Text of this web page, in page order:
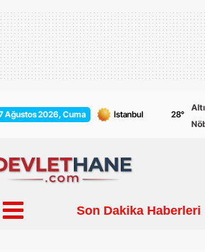
Ağustos 2026, Cuma 28°
Son Dakika Haberleri